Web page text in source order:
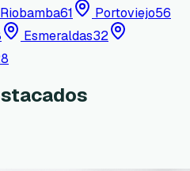
Riobamba61 Portoviejo56
Esmeraldas32